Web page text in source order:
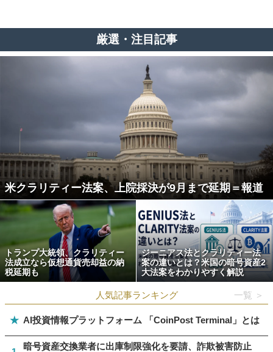
厳選・注目記事
米クラリティー法案、上院採決が9月まで延期＝報道
トランプ大統領、クラリティー
法成立なら仮想通貨売却益の納
税延期も
ジーニアス法とクラリティー法
案の違いとは？米国の暗号資産2
大法案をわかりやすく解説
人気記事ランキング 一覧 ＞
★ AI投資情報プラットフォーム 「CoinPost Terminal」とは
暗号資産交換業者に出庫制限強化を要請、詐欺被害防止